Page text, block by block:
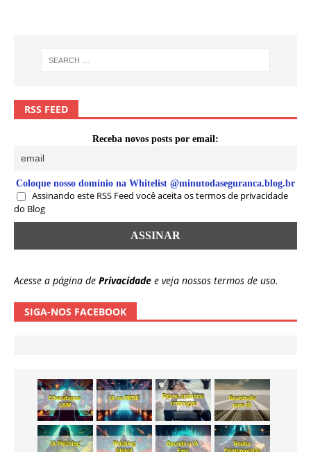
RSS FEED
Receba novos posts por email:
Coloque nosso domínio na Whitelist @minutodaseguranca.blog.br
Assinando este RSS Feed você aceita os termos de privacidade
do Blog
Acesse a página de Privacidade e veja nossos termos de uso.
SIGA-NOS FACEBOOK